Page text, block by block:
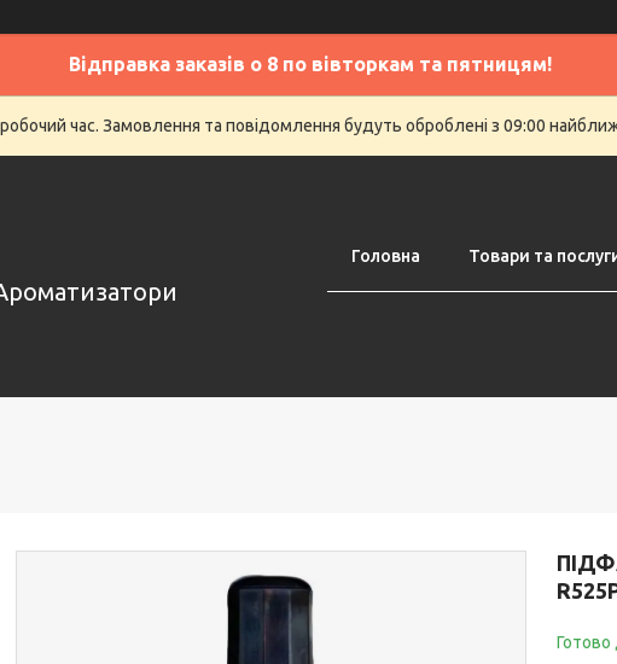
Відправка заказів о 8 по вівторкам та пятницям!
час. Замовлення та повідомлення будуть оброблені з 09:00
Головна Товари та
Готово